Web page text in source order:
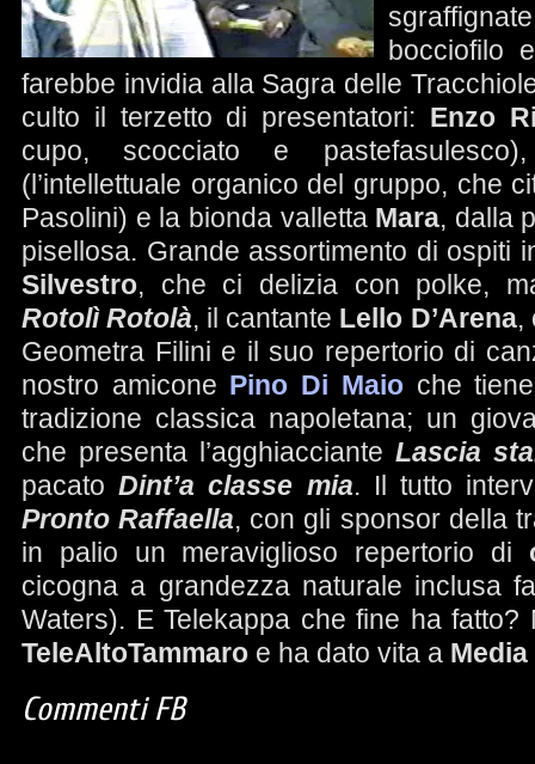
bocciofilo
farebbe invidia alla Sagra delle
culto il terzetto di presentatori: Enzo
cupo, scocciato e
(l’intellettuale organico del gruppo, che
Pasolini) e la bionda valletta Mara, dalla
pisellosa. Grande assortimento di ospiti
Silvestro, che ci delizia con polke,
Rotolì Rotolà, il cantante Lello D’Arena,
Geometra Filini e il suo repertorio di
nostro amicone Pino Di Maio che
tradizione classica napoletana; un
che presenta l’agghiacciante Lascia
pacatoDint’a classe mia. Il tutto
Pronto Raffaella, con gli sponsor della
in palio un meraviglioso repertorio di
cicogna a grandezza naturale inclusa
Waters). E Telekappa che fine ha
TeleAltoTammaro e ha dato vita a Media
Commenti FB